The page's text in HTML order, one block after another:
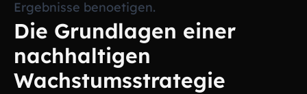
Ergebnisse benoetigen.
Die Grundlagen einer
nachhaltigen
Wachstumsstrategie